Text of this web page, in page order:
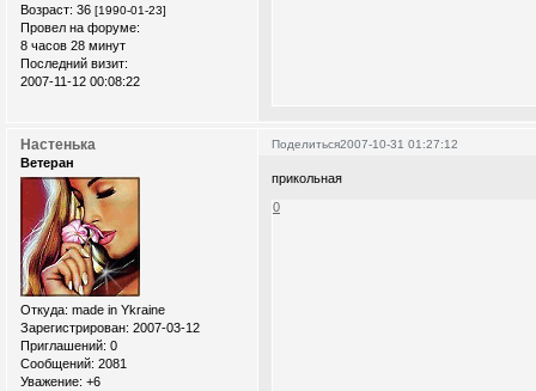
Возраст: 36 [1990-01-23]
Провел на форуме:
8 часов 28 минут
Последний визит:
2007-11-12 00:08:22
Поделиться2007-10-31 01:27:12
Настенька
Ветеран
Откуда: made in Ykraine
Зарегистрирован: 2007-03-12
Приглашений: 0
Сообщений: 2081
Уважение: +6
прикольная
0